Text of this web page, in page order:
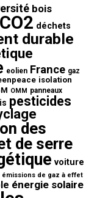
bois
CO2 déchets
durable
eolien France gaz
isolation
OMM panneaux
pesticides
des
de serre
voiture
émissions de gaz à effet
énergie solaire